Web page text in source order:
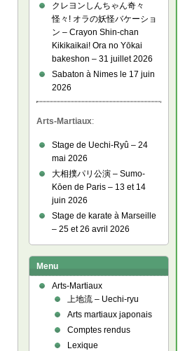
クレヨンしんちゃん奇々
怪々! オラの妖怪バケーショ
ン – Crayon Shin-chan
Kikikaikai! Ora no Yōkai
bakeshon – 31 juillet 2026
Sabaton à Nimes le 17 juin
2026
Arts-Martiaux:
Stage de Uechi-Ryû – 24
mai 2026
大相撲パリ公演 – Sumo-
Kōen de Paris – 13 et 14
juin 2026
Stage de karate à Marseille
– 25 et 26 avril 2026
Menu
Arts-Martiaux
上地流 – Uechi-ryu
Arts martiaux japonais
Comptes rendus
Lexique